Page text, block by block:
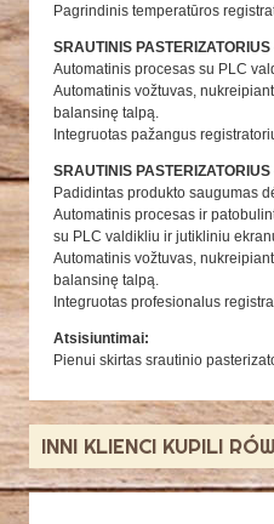
Pagrindinis temperatūros
SRAUTINIS
Automatinis procesas su PLC
Automatinis vožtuvas,
balansinę talpą.
Integruotas pažangus
SRAUTINIS
Padidintas produkto saugumas
Automatinis procesas ir
su PLC valdikliu ir jutikliniu
Automatinis vožtuvas,
balansinę talpą.
Integruotas profesionalus
Atsisiuntimai:
Pienui skirtas srautinio
INNI KLIENCI KUPILI